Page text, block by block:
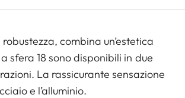
combina un’estetica
sfera 18 sono disponibili in due
La rassicurante sensazione
e l’alluminio.